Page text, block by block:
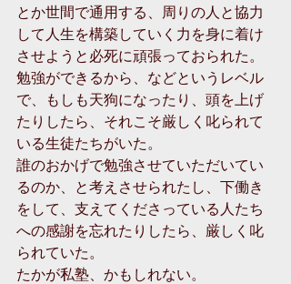
とか世間で通用する、周りの人と協力
して人生を構築していく力を身に着け
させようと必死に頑張っておられた。
勉強ができるから、などというレベル
で、もしも天狗になったり、頭を上げ
たりしたら、それこそ厳しく叱られて
いる生徒たちがいた。
誰のおかげで勉強させていただいてい
るのか、と考えさせられたし、下働き
をして、支えてくださっている人たち
への感謝を忘れたりしたら、厳しく叱
られていた。
たかが私塾、かもしれない。